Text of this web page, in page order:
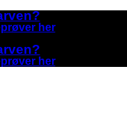
her
her